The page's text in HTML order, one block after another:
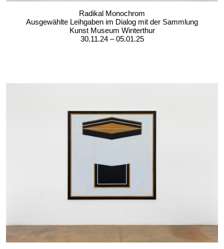
Radikal Monochrom
Ausgewählte Leihgaben im Dialog mit der Sammlung
Kunst Museum Winterthur
30.11.24 – 05.01.25